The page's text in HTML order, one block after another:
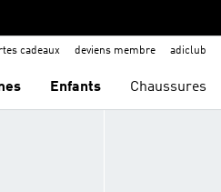
cadeaux deviens membre adiclub
Enfants Chaussures